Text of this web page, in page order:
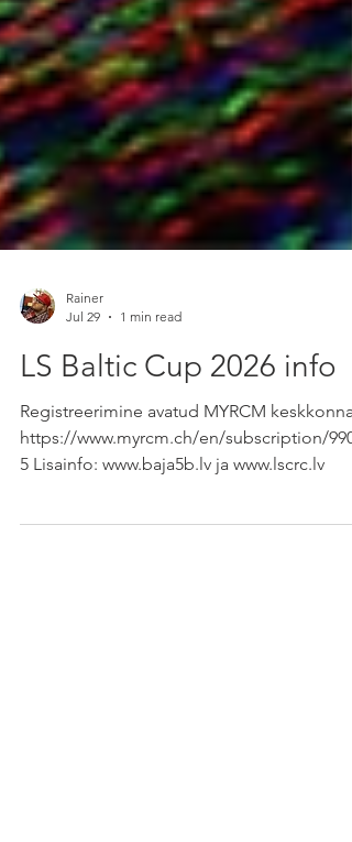
Jul 29
1 min read
LS Baltic Cup 2026 info
Registreerimine avatud MYRCM keskkonnas
https://www.myrcm.ch/en/subscription/